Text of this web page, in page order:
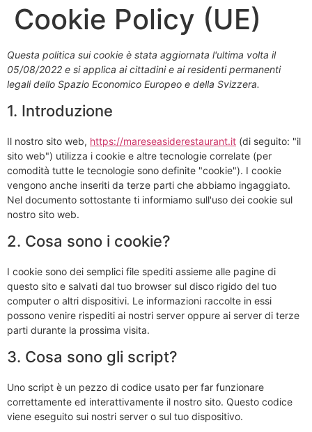
Cookie Policy (UE)
Questa politica sui cookie è stata aggiornata l'ultima volta il
05/08/2022 e si applica ai cittadini e ai residenti permanenti
legali dello Spazio Economico Europeo e della Svizzera.
1. Introduzione
Il nostro sito web, https://mareseasiderestaurant.it (di seguito: "il
sito web") utilizza i cookie e altre tecnologie correlate (per
comodità tutte le tecnologie sono definite "cookie"). I cookie
vengono anche inseriti da terze parti che abbiamo ingaggiato.
Nel documento sottostante ti informiamo sull'uso dei cookie sul
nostro sito web.
2. Cosa sono i cookie?
I cookie sono dei semplici file spediti assieme alle pagine di
questo sito e salvati dal tuo browser sul disco rigido del tuo
computer o altri dispositivi. Le informazioni raccolte in essi
possono venire rispediti ai nostri server oppure ai server di terze
parti durante la prossima visita.
3. Cosa sono gli script?
Uno script è un pezzo di codice usato per far funzionare
correttamente ed interattivamente il nostro sito. Questo codice
viene eseguito sui nostri server o sul tuo dispositivo.